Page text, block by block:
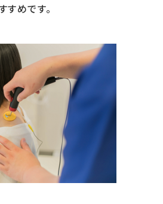
めです。